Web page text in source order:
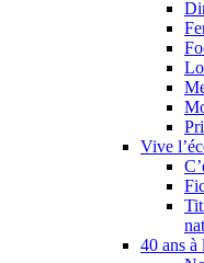
Vive
40 ans à